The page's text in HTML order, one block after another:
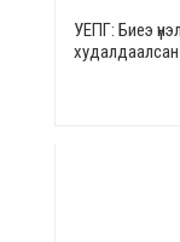
УЕПГ: Биеэ
худалдаалсан